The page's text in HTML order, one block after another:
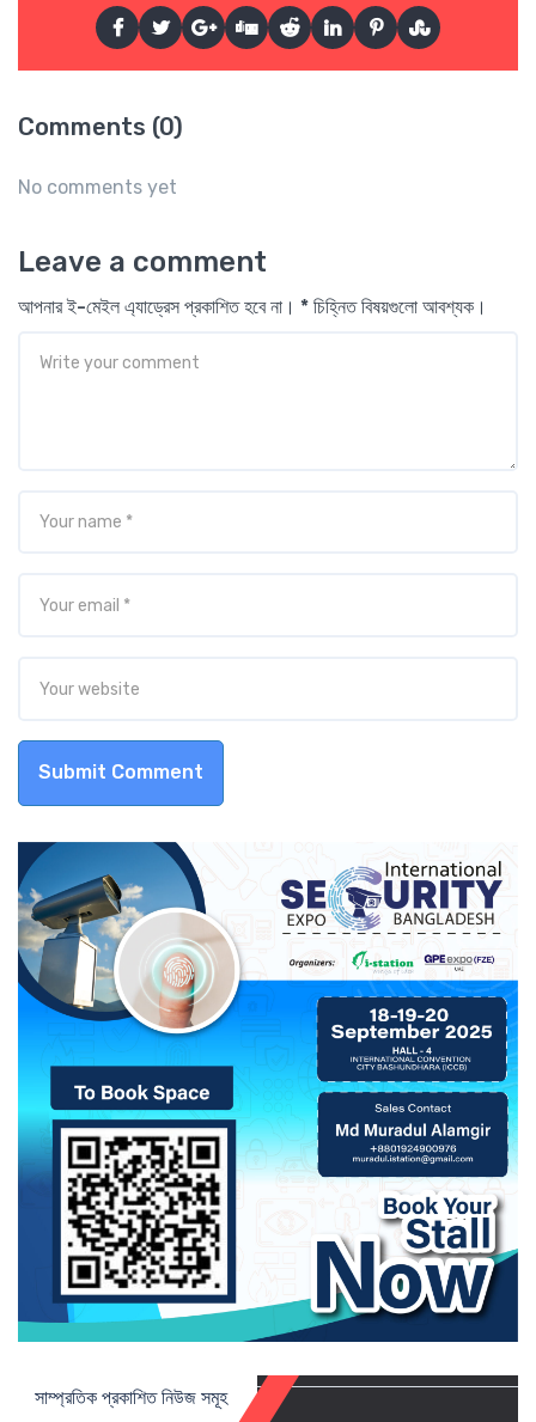
Comments (0)
No comments yet
Leave a comment
আপনার ই-মেইল এ্যাড্রেস প্রকাশিত হবে না। * চিহ্নিত বিষয়গুলো আবশ্যক।
Submit Comment
সাম্প্রতিক প্রকাশিত নিউজ সমূহ